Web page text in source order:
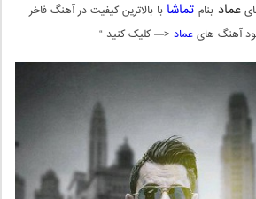
عمادبنام تماشا با بالاترین کیفیت در آهنگ فاخر
آهنگ هایعماد <— کلیک کنید “